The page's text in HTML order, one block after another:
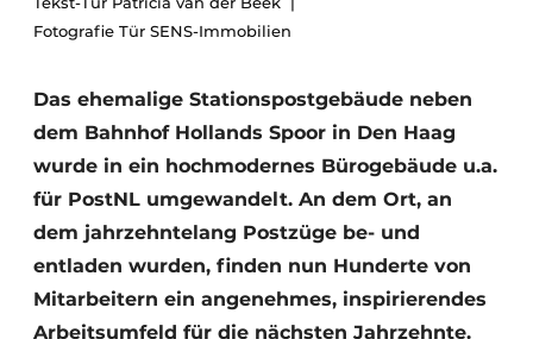
Podcasts
GeschichteMetadaten
Ein Stellenangebot registrieren
Freie Stellen
Videos
Glas
Fotografie Tür SENS-Immobilien
Das ehemalige Stationspostgebäude neben
dem Bahnhof Hollands Spoor in Den Haag
wurde in ein hochmodernes Bürogebäude u.a.
für PostNL umgewandelt. An dem Ort, an
dem jahrzehntelang Postzüge be- und
entladen wurden, finden nun Hunderte von
Mitarbeitern ein angenehmes, inspirierendes
Arbeitsumfeld für die nächsten Jahrzehnte.